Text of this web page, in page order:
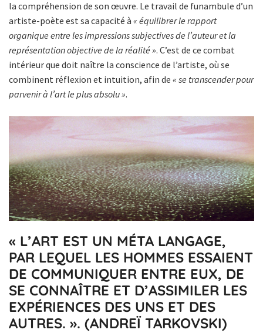
la compréhension de son œuvre. Le travail de funambule d’un
artiste-poète est sa capacité à « équilibrer le rapport
organique entre les impressions subjectives de l’auteur et la
représentation objective de la réalité ». C’est de ce combat
intérieur que doit naître la conscience de l’artiste, où se
combinent réflexion et intuition, afin de « se transcender pour
parvenir à l’art le plus absolu ».
« L’ART EST UN MÉTA LANGAGE,
PAR LEQUEL LES HOMMES ESSAIENT
DE COMMUNIQUER ENTRE EUX, DE
SE CONNAÎTRE ET D’ASSIMILER LES
EXPÉRIENCES DES UNS ET DES
AUTRES. ». (ANDREÏ TARKOVSKI)